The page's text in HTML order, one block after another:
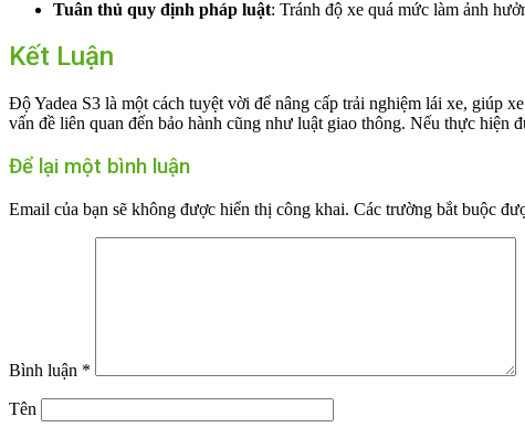
Tuân thủ quy định pháp luật: Tránh độ xe quá mức làm ảnh
Kết Luận
Độ Yadea S3 là một cách tuyệt vời để nâng cấp trải nghiệm lái xe, giúp
vấn đề liên quan đến bảo hành cũng như luật giao thông. Nếu thực hiện
Để lại một bình luận
Email của bạn sẽ không được hiển thị công khai. Các trường bắt buộc
Bình luận *
Tên